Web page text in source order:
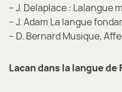
– J. Delaplace : Lalangue
– J. Adam La langue
– D. Bernard Musique,
Lacan dans la langue de